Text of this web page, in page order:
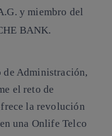
y miembro del
BANK.
de Administración,
el reto de
la revolución
una Onlife Telco